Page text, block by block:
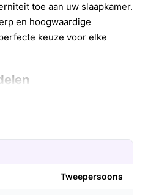
toe aan uw slaapkamer.
en hoogwaardige
keuze voor elke
biedt diverse voordelen die
De massieve boxstructuur
voor optimale
lichaam, wat resulteert in
Tweepersoons